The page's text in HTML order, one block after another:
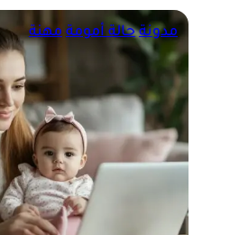
مدونة حالة أمومة مهنة